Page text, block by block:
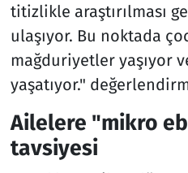
titizlikle araştırılması
ulaşıyor. Bu noktada
mağduriyetler yaşıyor
yaşatıyor."
Ailelere "mikro
tavsiyesi